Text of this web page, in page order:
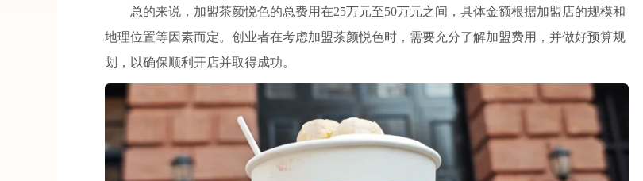
总的来说，加盟茶颜悦色的总费用在25万元至50万元之间，具体金额根据加盟店的规模和
地理位置等因素而定。创业者在考虑加盟茶颜悦色时，需要充分了解加盟费用，并做好预算规
划，以确保顺利开店并取得成功。